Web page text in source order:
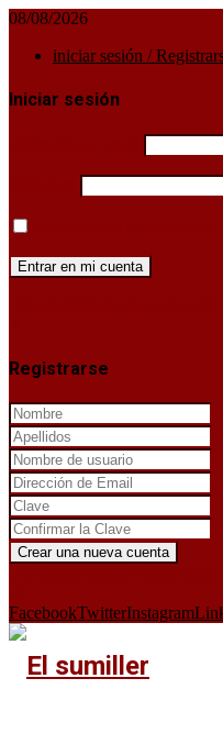
08/08/2026
iniciar sesión /
Iniciar sesión
Registrarse
FacebookTwitterInstagram